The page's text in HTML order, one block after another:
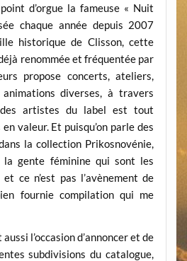
d’orgue la fameuse « Nuit
chaque année depuis 2007
historique de Clisson, cette
renommée et fréquentée par
propose concerts, ateliers,
diverses, à travers
artistes du label est tout
valeur. Et puisqu’on parle des
la collection Prikosnovénie,
gente féminine qui sont les
ce n’est pas l’avènement de
fournie compilation qui me
l’occasion d’annoncer et de
subdivisions du catalogue,